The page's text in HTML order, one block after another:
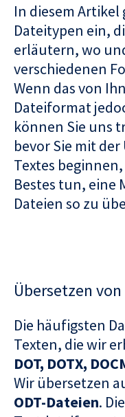
In diesem
Dateitypen ein,
erläutern, wo
verschiedenen
Wenn das von
Dateiformat
können Sie uns
bevor Sie mit
Textes
Bestes tun, eine
Dateien so zu
Übersetzen
Die häufigsten
Texten, die wir
DOT, DOTX,
Wir übersetzen
ODT-Dateien.